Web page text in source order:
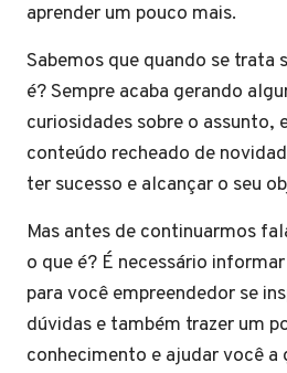
aprender um
Sabemos que quando se trata
é? Sempre acaba gerando
curiosidades sobre o assunto,
conteúdo recheado de
ter sucesso e alcançar o seu
Mas antes de continuarmos
o que é? É necessário
para você empreendedor se
dúvidas e também trazer um
conhecimento e ajudar você a